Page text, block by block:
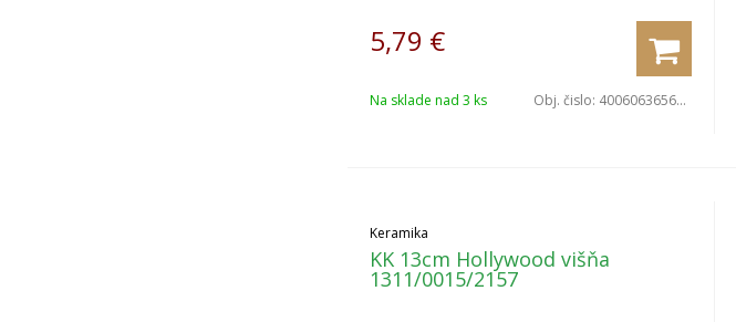
5,79 €
Na sklade nad 3 ks Obj. čislo: 4006063656587
Keramika
KK 13cm Hollywood višňa
1311/0015/2157